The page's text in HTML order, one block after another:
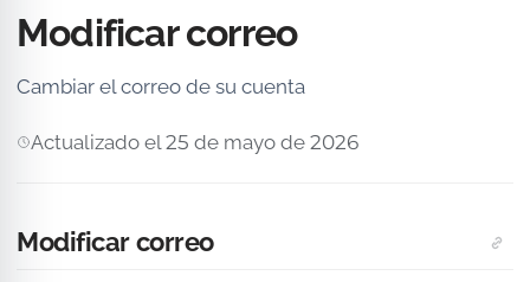
Modificar correo
Cambiar el correo de su cuenta
Actualizado el 25 de mayo de 2026
Modificar correo